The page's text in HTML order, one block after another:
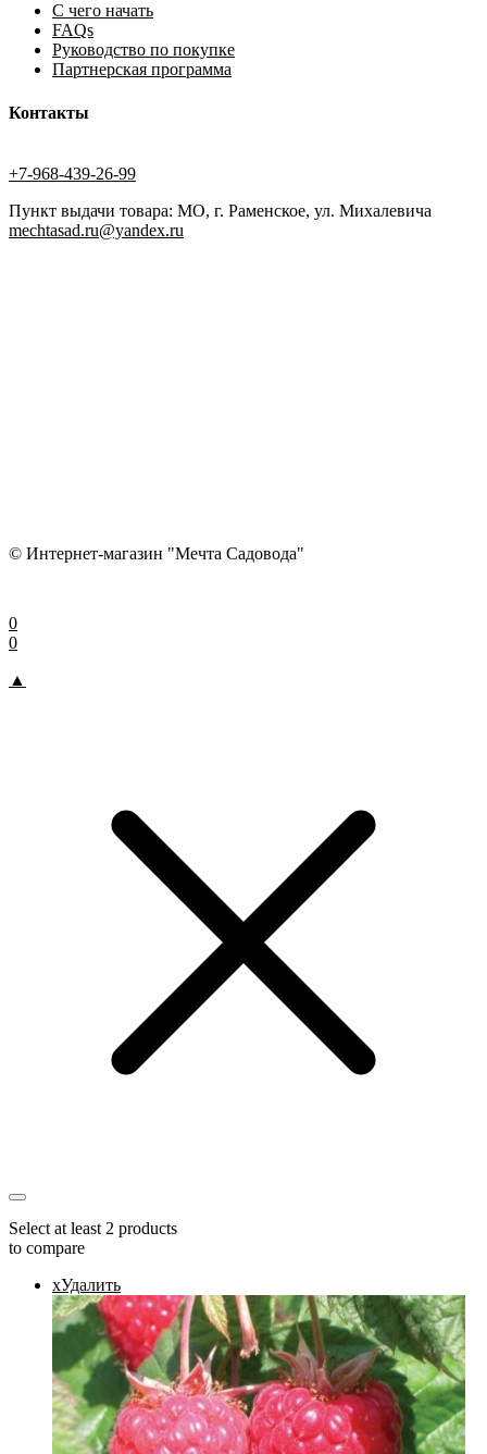
С чего начать
FAQs
Руководство по покупке
Партнерская программа
Контакты
+7-968-439-26-99
Пункт выдачи товара: МО, г. Раменское, ул. Михалевича
mechtasad.ru@yandex.ru
© Интернет-магазин "Мечта Садовода"
0
0
▲
Select at least 2 products
to compare
xУдалить